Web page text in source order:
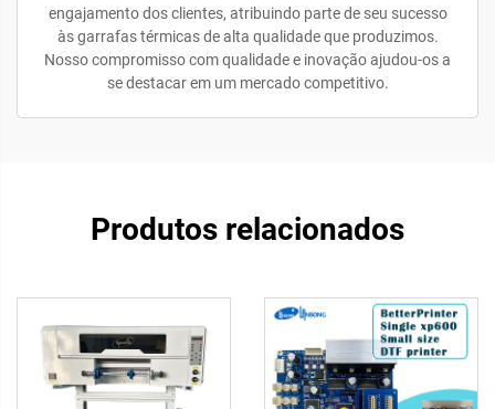
engajamento dos clientes, atribuindo parte de seu sucesso
às garrafas térmicas de alta qualidade que produzimos.
Nosso compromisso com qualidade e inovação ajudou-os a
se destacar em um mercado competitivo.
Produtos relacionados